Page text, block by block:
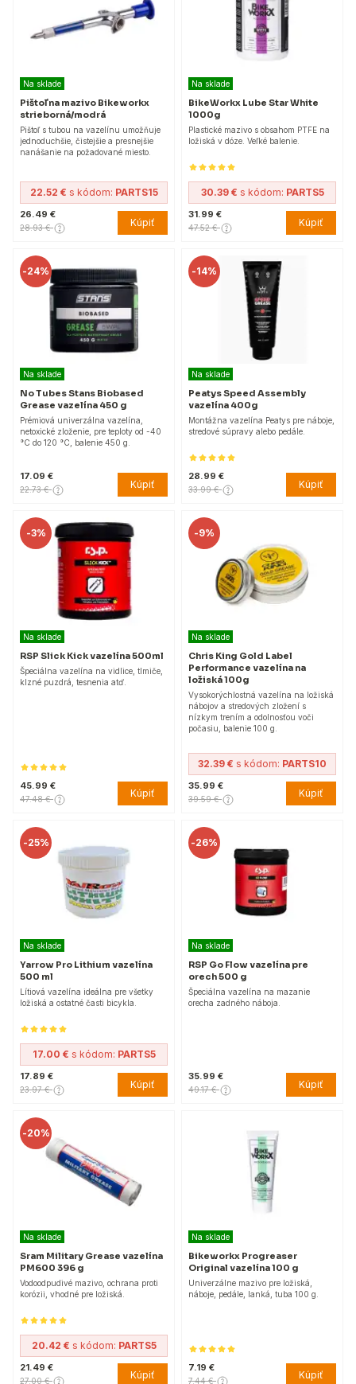
Na sklade
Pištoľ na mazivo Bikeworkx
strieborná/modrá
Pištoľ s tubou na vazelínu umožňuje
jednoduchšie, čistejšie a presnejšie
nanášanie na požadované miesto.
22.52 € s kódom: PARTS15
26.49 €
28.93 € Kúpiť
Na sklade
BikeWorkx Lube Star White
1000g
Plastické mazivo s obsahom PTFE na
ložiská v dóze. Veľké balenie.
30.39 € s kódom: PARTS5
31.99 €
47.52 € Kúpiť
-24%
Na sklade
No Tubes Stans Biobased
Grease vazelína 450 g
Prémiová univerzálna vazelína,
netoxické zloženie, pre teploty od -40
°C do 120 °C, balenie 450 g.
17.09 €
22.73 € Kúpiť
-14%
Na sklade
Peatys Speed Assembly
vazelína 400g
Montážna vazelína Peatys pre náboje,
stredové súpravy alebo pedále.
28.99 €
33.99 € Kúpiť
-3%
Na sklade
RSP Slick Kick vazelína 500ml
Špeciálna vazelína na vidlice, tlmiče,
klzné puzdrá, tesnenia atď.
45.99 €
47.48 € Kúpiť
-9%
Na sklade
Chris King Gold Label
Performance vazelína na
ložiská 100g
Vysokorýchlostná vazelína na ložiská
nábojov a stredových zložení s
nízkym trením a odolnosťou voči
počasiu, balenie 100 g.
32.39 € s kódom: PARTS10
35.99 €
39.59 € Kúpiť
-25%
Na sklade
Yarrow Pro Lithium vazelína
500 ml
Lítiová vazelína ideálna pre všetky
ložiská a ostatné časti bicykla.
17.00 € s kódom: PARTS5
17.89 €
23.97 € Kúpiť
-26%
Na sklade
RSP Go Flow vazelína pre
orech 500 g
Špeciálna vazelína na mazanie
orecha zadného náboja.
35.99 €
49.17 € Kúpiť
-20%
Na sklade
Sram Military Grease vazelína
PM600 396 g
Vodoodpudivé mazivo, ochrana proti
korózii, vhodné pre ložiská.
20.42 € s kódom: PARTS5
21.49 €
27.00 € Kúpiť
Na sklade
Bikeworkx Progreaser
Original vazelína 100 g
Univerzálne mazivo pre ložiská,
náboje, pedále, lanká, tuba 100 g.
7.19 €
7.44 € Kúpiť